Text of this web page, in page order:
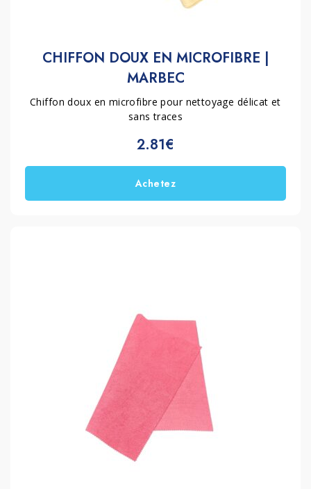
CHIFFON DOUX EN MICROFIBRE |
MARBEC
Chiffon doux en microfibre pour nettoyage délicat et
sans traces
2.81€
Achetez